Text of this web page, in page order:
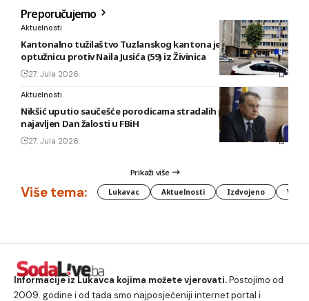
Preporučujemo
Aktuelnosti
Kantonalno tužilaštvo Tuzlanskog kantona je podiglo
optužnicu protiv Naila Jusića (59) iz Živinica
27. Jula 2026.
Aktuelnosti
Nikšić uputio saučešće porodicama stradalih planinara,
najavljen Dan žalosti u FBiH
27. Jula 2026.
Prikaži više
Više tema: Lukavac Aktuelnosti Izdvojeno
Informacije iz Lukavca kojima možete vjerovati.Postojimo od
2009. godine i od tada smo najposjećeniji internet portal i